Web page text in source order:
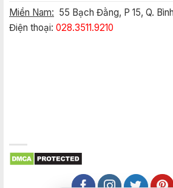
Miền Nam: 55 Bạch Đằng, P 15, Q.
Điện thoại: 028.3511.9210